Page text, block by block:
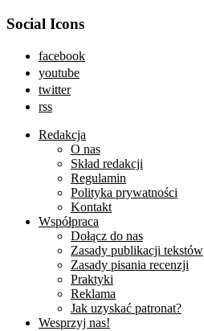
Social Icons
facebook
youtube
twitter
rss
Redakcja
O nas
Skład redakcji
Regulamin
Polityka prywatności
Kontakt
Współpraca
Dołącz do nas
Zasady publikacji tekstów
Zasady pisania recenzji
Praktyki
Reklama
Jak uzyskać patronat?
Wesprzyj nas!